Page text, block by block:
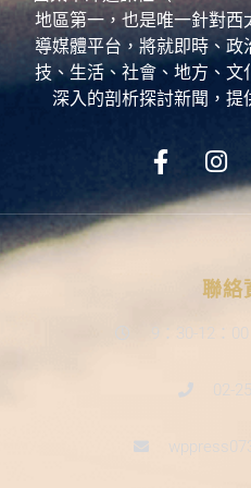
西太平洋通訊社（West
地區第一，也是唯一針對
導媒體平台，將就即時、
技、生活、社會、地方、
深入的剖析探討新聞，提
聯絡
9：30-12：
02-